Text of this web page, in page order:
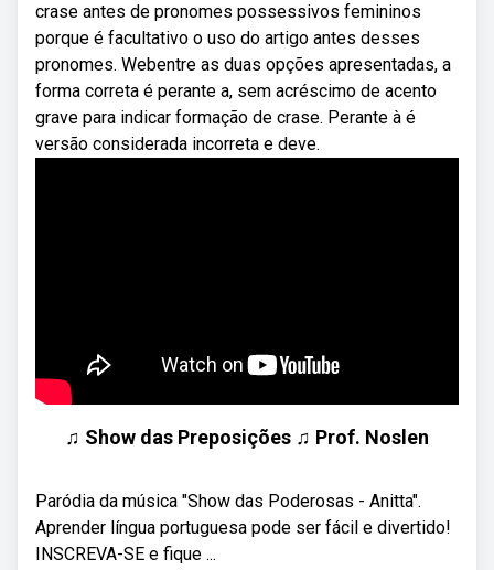
crase antes de pronomes possessivos femininos
porque é facultativo o uso do artigo antes desses
pronomes. Webentre as duas opções apresentadas, a
forma correta é perante a, sem acréscimo de acento
grave para indicar formação de crase. Perante à é
versão considerada incorreta e deve.
♫ Show das Preposições ♫ Prof. Noslen
Paródia da música "Show das Poderosas - Anitta".
Aprender língua portuguesa pode ser fácil e divertido!
INSCREVA-SE e fique ...